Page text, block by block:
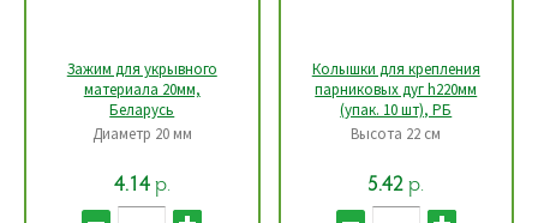
Зажим для укрывного
материала 20мм,
Беларусь
Диаметр 20 мм
4.14р.
Колышки для крепления
парниковых дуг h220мм
(упак. 10 шт), РБ
Высота 22 см
5.42р.